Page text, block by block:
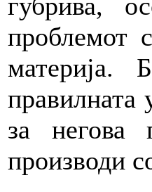
проблемот
материја.
правилната
за негова
производи